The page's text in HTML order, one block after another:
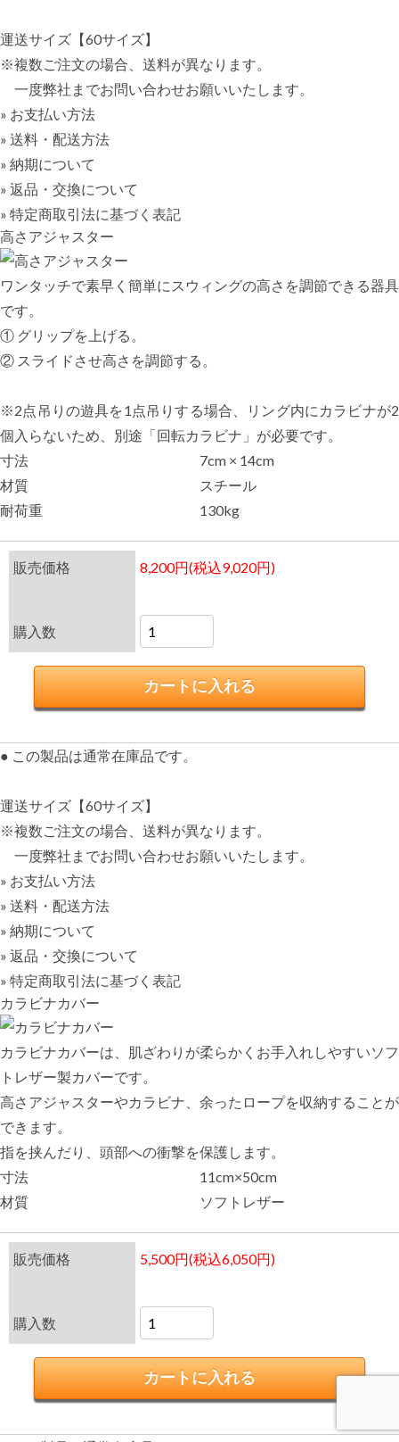
運送サイズ【60サイズ】
※複数ご注文の場合、送料が異なります。
一度弊社までお問い合わせお願いいたします。
» お支払い方法
» 送料・配送方法
» 納期について
» 返品・交換について
» 特定商取引法に基づく表記
高さアジャスター
ワンタッチで素早く簡単にスウィングの高さを調節できる器具
です。
① グリップを上げる。
② スライドさせ高さを調節する。
※2点吊りの遊具を1点吊りする場合、リング内にカラビナが2
個入らないため、別途「回転カラビナ」が必要です。
寸法
7cm × 14cm
材質
スチール
耐荷重
130kg
販売価格 8,200円(税込9,020円)
購入数
● この製品は通常在庫品です。
運送サイズ【60サイズ】
※複数ご注文の場合、送料が異なります。
一度弊社までお問い合わせお願いいたします。
» お支払い方法
» 送料・配送方法
» 納期について
» 返品・交換について
» 特定商取引法に基づく表記
カラビナカバー
カラビナカバーは、肌ざわりが柔らかくお手入れしやすいソフ
トレザー製カバーです。
高さアジャスターやカラビナ、余ったロープを収納することが
できます。
指を挟んだり、頭部への衝撃を保護します。
寸法
11cm×50cm
材質
ソフトレザー
販売価格 5,500円(税込6,050円)
購入数